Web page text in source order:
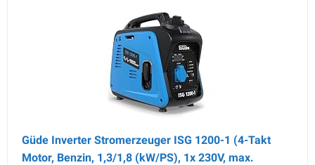
Güde Inverter Stromerzeuger ISG 1200-1 (4-Takt
Motor, Benzin, 1,3/1,8 (kW/PS), 1x 230V, max.